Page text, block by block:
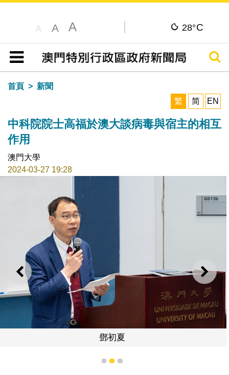
A A A 28°C
目錄
搜尋
首頁
新聞
繁
简 EN
中科院院士高福於澳大談病毒與宿主的相互
作用
澳門大學
2024-03-27 19:28
上一則 下一
鄧初夏
1 2 3